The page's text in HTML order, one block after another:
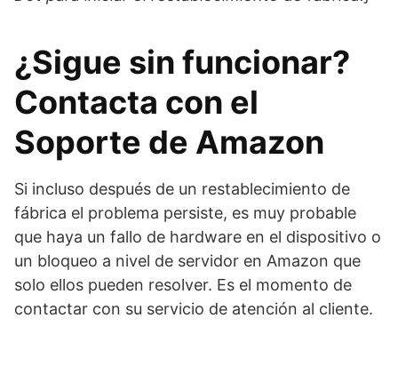
¿Sigue sin funcionar?
Contacta con el
Soporte de Amazon
Si incluso después de un restablecimiento de
fábrica el problema persiste, es muy probable
que haya un fallo de hardware en el dispositivo o
un bloqueo a nivel de servidor en Amazon que
solo ellos pueden resolver. Es el momento de
contactar con su servicio de atención al cliente.